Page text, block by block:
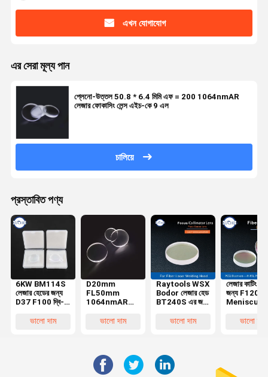
এখন যোগাযোগ
এর সেরা মূল্য পান
প্লেনো-উত্তল 50.8 * 6.4 মিমি এফ = 200 1064nmAR
লেজার ফোকাসিং লেন্স এইচ-কে 9 এল
চালিয়ে
প্রস্তাবিত পণ্য
6KW BM114S
লেজার হেডের জন্য
D37 F100 দ্বি-
ফোকাসিং কলিমেটর
ভালো দাম
D20mm
FL50mm
1064nmAR
লেজার ফোকাসিং লেন্স
ভালো দাম
Raytools WSX
Bodor লেজার হেড
BT240S এর জন্য
কলিমেটর ফোকাস
ভালো দাম
লেজার কাটিং
জন্য F120
Meniscus
ফোকাসিং লেন্স
ভালো দাম